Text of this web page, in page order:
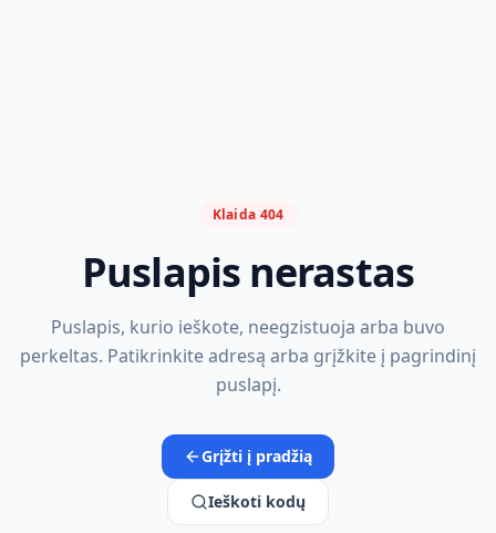
Klaida 404
Puslapis nerastas
Puslapis, kurio ieškote, neegzistuoja arba buvo
perkeltas. Patikrinkite adresą arba grįžkite į pagrindinį
puslapį.
Grįžti į pradžią
Ieškoti kodų